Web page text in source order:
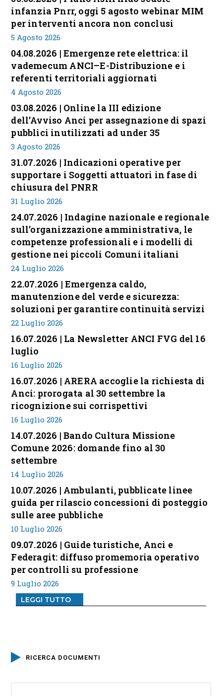
infanzia Pnrr, oggi 5 agosto webinar MIM
per interventi ancora non conclusi
5 Agosto 2026
04.08.2026 | Emergenze rete elettrica: il
vademecum ANCI–E-Distribuzione e i
referenti territoriali aggiornati
4 Agosto 2026
03.08.2026 | Online la III edizione
dell’Avviso Anci per assegnazione di spazi
pubblici inutilizzati ad under 35
3 Agosto 2026
31.07.2026 | Indicazioni operative per
supportare i Soggetti attuatori in fase di
chiusura del PNRR
31 Luglio 2026
24.07.2026 | Indagine nazionale e regionale
sull’organizzazione amministrativa, le
competenze professionali e i modelli di
gestione nei piccoli Comuni italiani
24 Luglio 2026
22.07.2026 | Emergenza caldo,
manutenzione del verde e sicurezza:
soluzioni per garantire continuità servizi
22 Luglio 2026
16.07.2026 | La Newsletter ANCI FVG del 16
luglio
16 Luglio 2026
16.07.2026 | ARERA accoglie la richiesta di
Anci: prorogata al 30 settembre la
ricognizione sui corrispettivi
16 Luglio 2026
14.07.2026 | Bando Cultura Missione
Comune 2026: domande fino al 30
settembre
14 Luglio 2026
10.07.2026 | Ambulanti, pubblicate linee
guida per rilascio concessioni di posteggio
sulle aree pubbliche
10 Luglio 2026
09.07.2026 | Guide turistiche, Anci e
Federagit: diffuso promemoria operativo
per controlli su professione
9 Luglio 2026
LEGGI TUTTO
RICERCA DOCUMENTI